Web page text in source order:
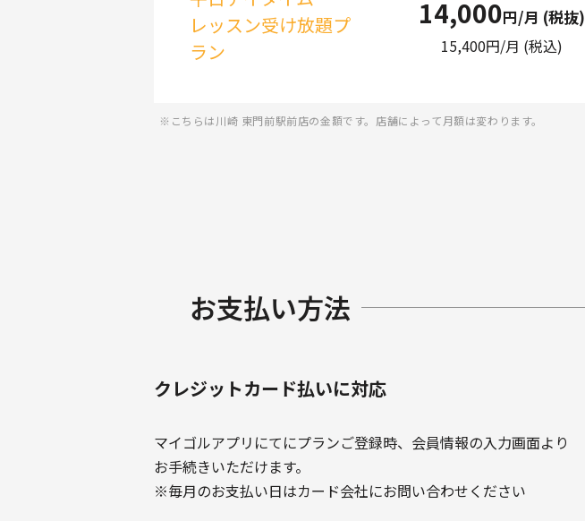
レッスン受け放題プ
ラン
14,000円/月 (税抜)
15,400円/月 (税込)
こちらは川崎 東門前駅前店の金額です。店舗によって月額は変わります。
お支払い方法
クレジットカード払いに対応
マイゴルアプリにてにプランご登録時、会員情報の入力画面より
お手続きいただけます。
※毎月のお支払い日はカード会社にお問い合わせください